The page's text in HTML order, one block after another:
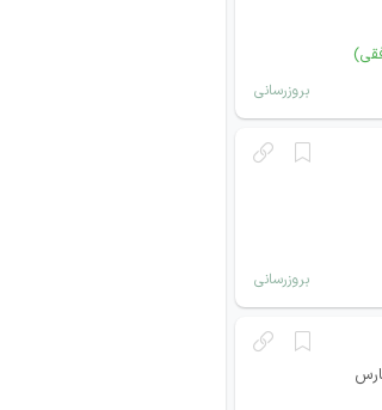
بروزرسانی
بروزرسانی